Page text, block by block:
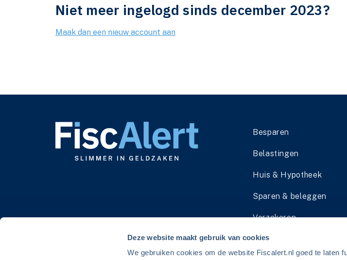
Deze website maakt gebruik van cookies
We gebruiken cookies om de website Fiscalert.nl goed te laten
Niet meer ingelogd sinds december 2023?
Maak dan een nieuw account aan
Besparen
Belastingen
Huis & Hypotheek
Sparen & beleggen
Verzekeren
Pensioen